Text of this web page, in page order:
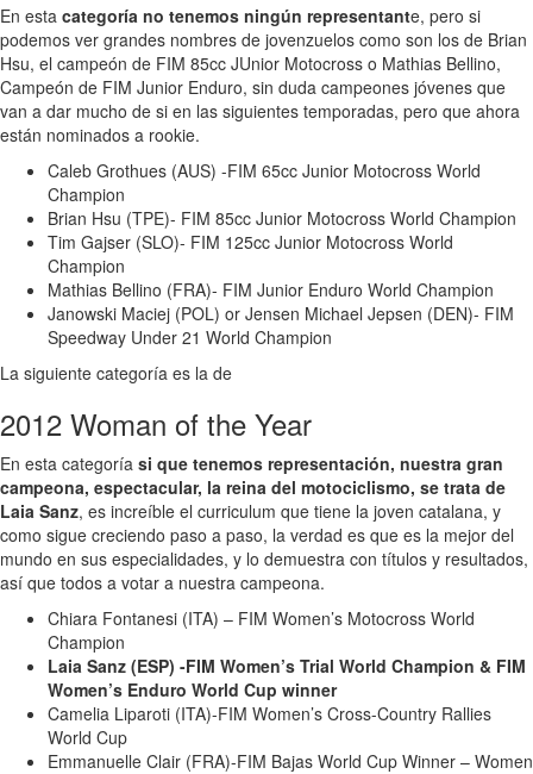
En esta categoría no tenemos ningún representante, pero si
podemos ver grandes nombres de jovenzuelos como son los de Brian
Hsu, el campeón de FIM 85cc JUnior Motocross o Mathias Bellino,
Campeón de FIM Junior Enduro, sin duda campeones jóvenes que
van a dar mucho de si en las siguientes temporadas, pero que ahora
están nominados a rookie.
Caleb Grothues (AUS) -FIM 65cc Junior Motocross World
Champion
Brian Hsu (TPE)- FIM 85cc Junior Motocross World Champion
Tim Gajser (SLO)- FIM 125cc Junior Motocross World
Champion
Mathias Bellino (FRA)- FIM Junior Enduro World Champion
Janowski Maciej (POL) or Jensen Michael Jepsen (DEN)- FIM
Speedway Under 21 World Champion
La siguiente categoría es la de
2012 Woman of the Year
En esta categoría si que tenemos representación, nuestra gran
campeona, espectacular, la reina del motociclismo, se trata de
Laia Sanz, es increíble el curriculum que tiene la joven catalana, y
como sigue creciendo paso a paso, la verdad es que es la mejor del
mundo en sus especialidades, y lo demuestra con títulos y resultados,
así que todos a votar a nuestra campeona.
Chiara Fontanesi (ITA) – FIM Women’s Motocross World
Champion
Laia Sanz (ESP) -FIM Women’s Trial World Champion & FIM
Women’s Enduro World Cup winner
Camelia Liparoti (ITA)-FIM Women’s Cross-Country Rallies
World Cup
Emmanuelle Clair (FRA)-FIM Bajas World Cup Winner – Women